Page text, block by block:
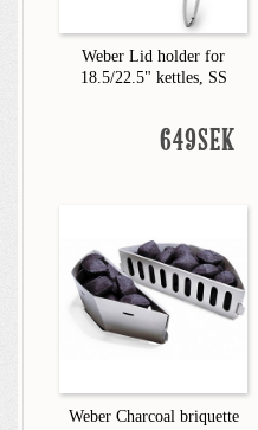
Weber Lid holder for
18.5/22.5" kettles, SS
649SEK
Weber Charcoal briquette